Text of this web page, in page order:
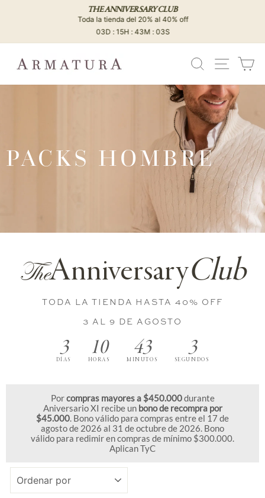
contenido
diapositivas
pausa
THE ANNIVERSARY CLUB
Toda la tienda del 20% al 40% off
03D : 15H : 43M : 01S
BUSCAR
PACKS HOMBRE
TheAnniversaryClub
TODA LA TIENDA HASTA 40% OFF
3 AL 9 DE AGOSTO
3
DÍAS
10
HORAS
43
MINUTOS
2
SEGUNDOS
Porcompras mayores a $450.000durante
Aniversario XI recibe un bono de recompra por
$45.000. Bono válido para compras entre el 17 de
agosto de 2026 al 31 de octubre de 2026. Bono
válido para redimir en compras de mínimo $300.000.
Aplican TyC